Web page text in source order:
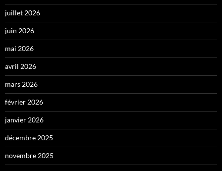
juillet 2026
juin 2026
mai 2026
avril 2026
mars 2026
février 2026
janvier 2026
décembre 2025
novembre 2025